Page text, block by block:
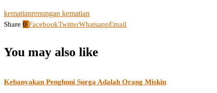
kematianrenungan kematian
Share 0 FacebookTwitterWhatsappEmail
You may also like
Kebanyakan Penghuni Surga Adalah Orang Miskin